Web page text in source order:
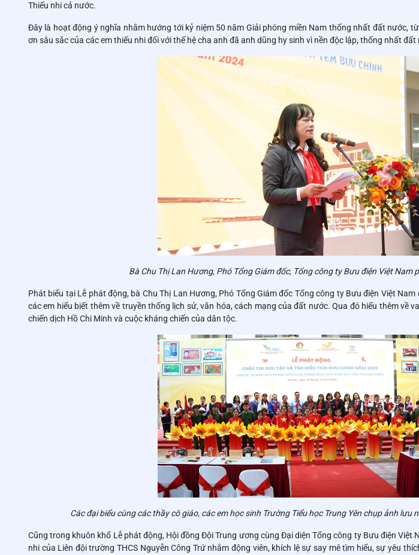
Thiếu nhi cả nước.
Đây là hoạt động ý nghĩa nhằm hướng tới kỷ niệm 50 năm Giải phóng miền Nam thống nhất đất nước,
ơn sâu sắc của các em thiếu nhi đối với thế hệ cha anh đã anh dũng hy sinh vì nền độc lập, thống nhất đất
Bà Chu Thị Lan Hương, Phó Tổng Giám đốc, Tổng công ty Bưu điện Việt Nam
Phát biểu tại Lễ phát động, bà Chu Thị Lan Hương, Phó Tổng Giám đốc Tổng công ty Bưu điện Việt
các em hiểu biết thêm về truyền thống lịch sử, văn hóa, cách mạng của đất nước. Qua đó hiểu thêm về
chiến dịch Hồ Chi Minh và cuộc kháng chiến của dân tộc.
Các đại biểu cùng các thầy cô giáo, các em học sinh Trường Tiểu học Trung Yên chụp ảnh lưu
Cũng trong khuôn khổ Lễ phát động, Hội đồng Đội Trung ương cùng Đại diện Tổng công ty Bưu điện Việt
nhi của Liên đội trường THCS Nguyễn Công Trứ nhằm động viên, khích lệ sự say mê tìm hiểu, sự yêu